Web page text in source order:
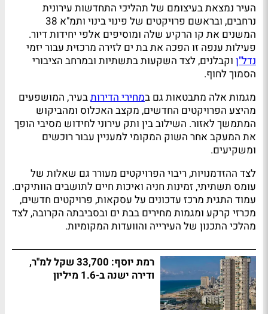
העיר נמצאת בעיצומם של תהליכי התחדשות עירונית
נרחבים, ובראשם פרויקטים של פינוי בינוי ותמ"א 38
המשנים את קו הרקיע שלה ומוסיפים אלפי יחידות דיור.
פעילות ענפה זו הפכה את בת ים לזירה מרכזית עבור יזמי
נדל"ן וקבלנים, לצד השקעות בתשתיות ובמרחב הציבורי
הסמוך לחוף.
מגמות אלה מתבטאות גם במחירי הדירותבעיר, המושפעים
מהיצע הפרויקטים החדשים, מקצב האכלוס ומהביקוש
המתמשך לאזור. השילוב בין ותק עירוני לחידוש מסיבי הופך
את המעקב אחר השוק המקומי למעניין עבור רוכשים
ומשקיעים.
לצד ההזדמנויות, ריבוי הפרויקטים מעורר גם שאלות של
עומס תשתיתי, זמינות חניה ואיכות חיים לתושבים הוותיקים.
עמוד התגית מרכז עדכונים על עסקאות, פרויקטים חדשים,
מכרזי קרקע ומגמות מחירים בבת ים ובסביבתה הקרובה, לצד
מהלכי התכנון של העירייה והוועדות המקומיות.
רמת יוסף: 33,700 שקל למ"ר,
ודירה ישנה ב-1.6 מיליון